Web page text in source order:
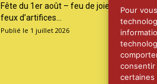
Pour
Fête du 1er août – feu de joie et
feux d’artifices...
1 juillet 2026